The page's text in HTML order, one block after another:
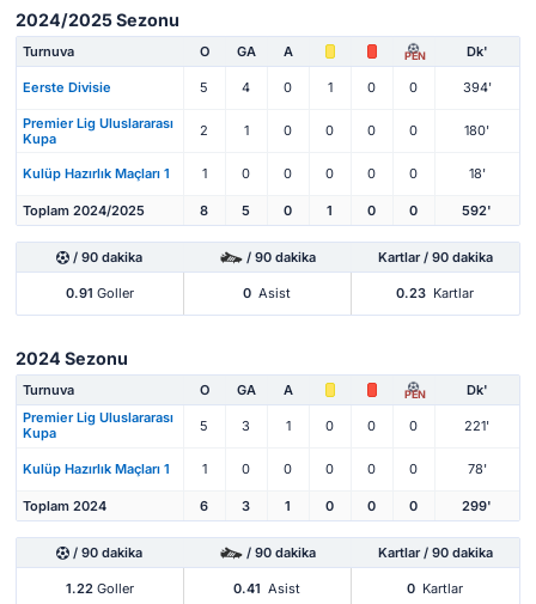
2024/2025 Sezonu
Turnuva O GA A PEN Dk'
Eerste Divisie 5 4 0 1 0 0 394'
Premier Lig Uluslararası
Kupa
2 1 0 0 0 0 180'
Kulüp Hazırlık Maçları 1 1 0 0 0 0 0 18'
Toplam 2024/2025 8 5 0 1 0 0 592'
/ 90 dakika / 90 dakika Kartlar / 90 dakika
0.91 Goller 0 Asist 0.23 Kartlar
2024 Sezonu
Turnuva O GA A PEN
Dk'
Premier Lig Uluslararası
Kupa
5 3 1 0 0 0 221'
Kulüp Hazırlık Maçları 1 1 0 0 0 0 0 78'
Toplam 2024 6 3 1 0 0 0 299'
/ 90 dakika / 90 dakika Kartlar / 90 dakika
1.22Goller 0.41 Asist 0 Kartlar